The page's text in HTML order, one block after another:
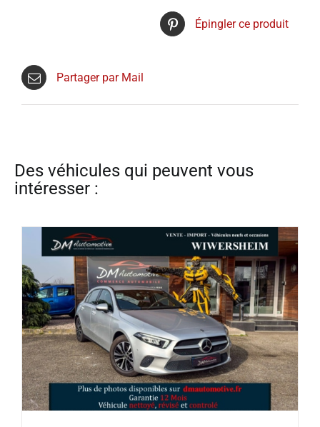
Épingler ce produit
Partager par Mail